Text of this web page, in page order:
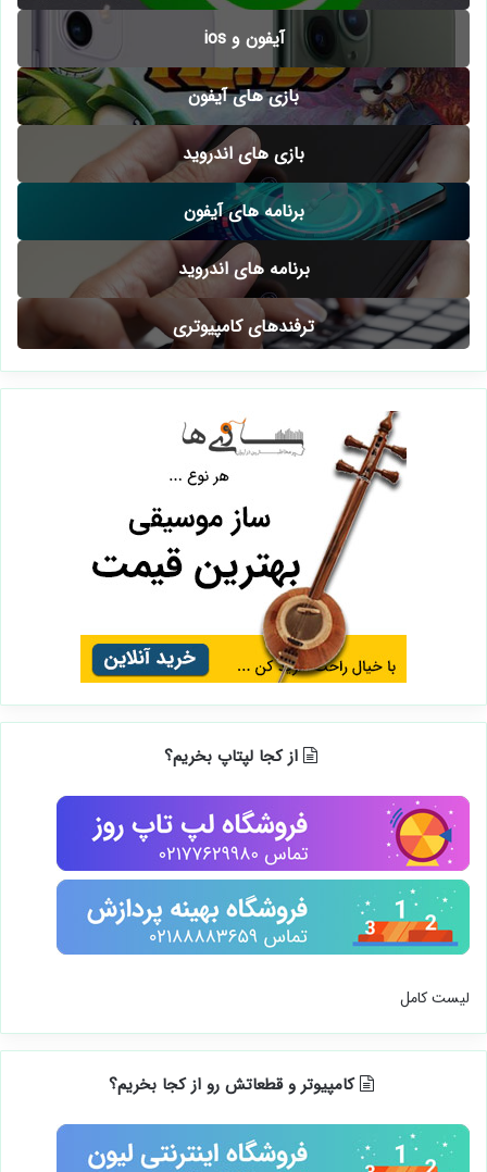
آیفون و ios
بازی های آیفون
بازی های اندروید
برنامه های آیفون
برنامه های اندروید
ترفندهای کامپیوتری
از کجا لپتاپ بخریم؟
لیست کامل
کامپیوتر و قطعاتش رو از کجا بخریم؟